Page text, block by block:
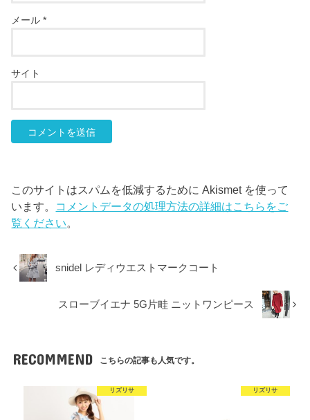
メール*
サイト
このサイトはスパムを低減するために Akismet を使って
います。 コメントデータの処理方法の詳細はこちらをご
覧ください。
snidel レディウエストマークコート
スローブイエナ 5G片畦 ニットワンピース
RECOMMEND こちらの記事も人気です。
リズリサ リズリサ